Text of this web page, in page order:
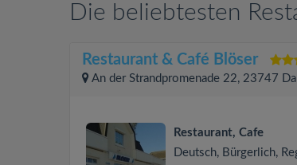
Die beliebtesten
Restaurant & Café Blöser
An der Strandpromenade 22, 23747
Restaurant, Cafe
Deutsch, Bürgerlich,